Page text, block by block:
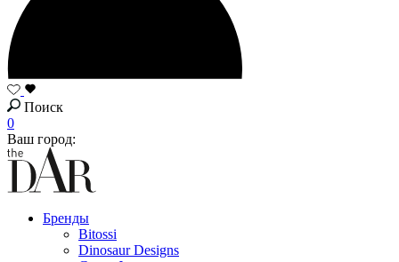
Поиск
0
Ваш город:
Бренды
Bitossi
Dinosaur Designs